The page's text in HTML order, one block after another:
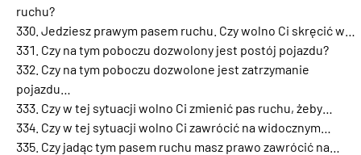
ruchu?
Jedziesz prawym pasem ruchu. Czy wolno Ci skręcić w…
Czy na tym poboczu dozwolony jest postój pojazdu?
Czy na tym poboczu dozwolone jest zatrzymanie
pojazdu…
Czy w tej sytuacji wolno Ci zmienić pas ruchu, żeby…
Czy w tej sytuacji wolno Ci zawrócić na widocznym…
Czy jadąc tym pasem ruchu masz prawo zawrócić na…